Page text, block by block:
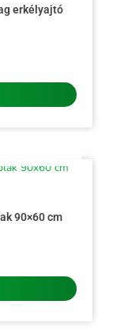
erkélyajtó
90×60 cm